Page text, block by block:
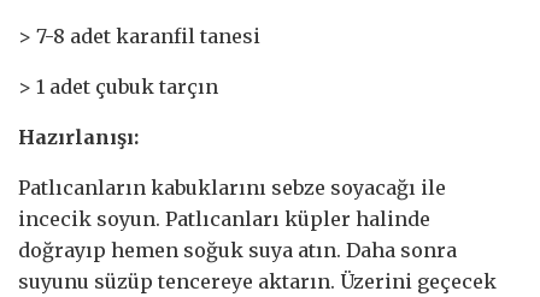
> 7-8 adet karanfil tanesi
> 1 adet çubuk tarçın
Hazırlanışı:
Patlıcanların kabuklarını sebze soyacağı ile
incecik soyun. Patlıcanları küpler halinde
doğrayıp hemen soğuk suya atın. Daha sonra
suyunu süzüp tencereye aktarın. Üzerini geçecek